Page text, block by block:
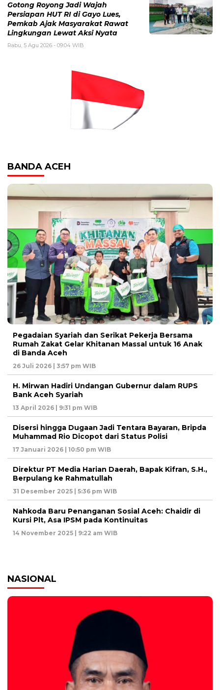
Gotong Royong Jadi Wajah
Persiapan HUT RI di Gayo Lues,
Pemkab Ajak Masyarakat Rawat
Lingkungan Lewat Aksi Nyata
Rabu, 5 Agu 2026 - 09:04 WIB
BANDA ACEH
Pegadaian Syariah dan Serikat Pekerja Bersama
Rumah Zakat Gelar Khitanan Massal untuk 16 Anak
di Banda Aceh
26 Juli 2026 | 3:57 pm WIB
H. Mirwan Hadiri Undangan Gubernur dalam RUPS
Bank Aceh Syariah
13 April 2026 | 9:31 pm WIB
Disersi hingga Dugaan Jadi Tentara Bayaran, Bripda
Muhammad Rio Dicopot dari Status Polisi
17 Januari 2026 | 10:50 pm WIB
Direktur PT Media Harian Daerah, Bapak Kifran, S.H.,
Berpulang ke Rahmatullah
31 Desember 2025 | 5:36 pm WIB
Nahkoda Baru Penanganan Sosial Aceh: Chaidir di
Kursi Plt, Asa IPSM pada Kontinuitas
14 November 2025 | 9:22 am WIB
NASIONAL